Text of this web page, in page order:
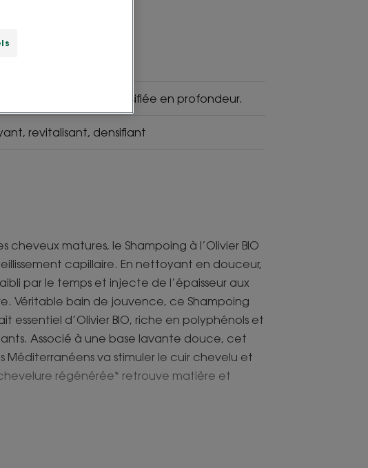
brillante, redensifiée en profondeur.
revitalisant, densifiant
cheveux matures, le Shampoing à l’Olivier BIO
capillaire. En nettoyant en douceur,
par le temps et injecte de l’épaisseur aux
Véritable bain de jouvence, ce Shampoing
essentiel d’Olivier BIO, riche en polyphénols et
Associé à une base lavante douce, cet
va stimuler le cuir chevelu et
régénérée* retrouve matière et
fibre capillaire gagne visiblement en